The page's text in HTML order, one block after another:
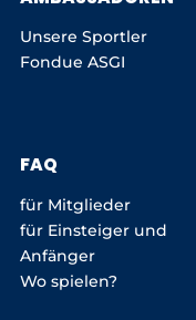
Unsere Sportler
Fondue ASGI
FAQ
für Mitglieder
für Einsteiger und
Anfänger
Wo spielen?